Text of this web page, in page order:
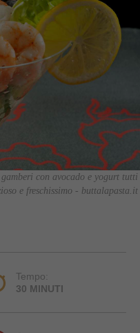
con avocado e yogurt tutti
e freschissimo - buttalapasta.it
Tempo:
30 MINUTI